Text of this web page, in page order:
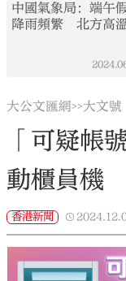
中國氣象局：端午
降雨頻繁 北方高
大公文匯網>>大文號
「可疑帳
動櫃員機
香港新聞